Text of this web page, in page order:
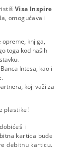
Visa Inspire
omogućava i
opreme, knjiga,
toga kod naših
Intesa, kao i
koji važi za
plastike!
i
kartica bude
debitnu karticu.